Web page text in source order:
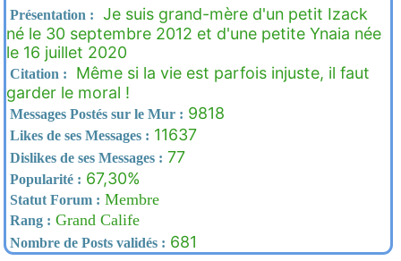
Présentation :
Je suis grand-mère d'un petit Izack
né le 30 septembre 2012 et d'une petite Ynaia née
le 16 juillet 2020
Citation :
Même si la vie est parfois injuste, il faut
garder le moral !
Messages Postés sur le Mur : 9818
Likes de ses Messages : 11637
Dislikes de ses Messages : 77
Popularité : 67,30%
Statut Forum : Membre
Rang : Grand Calife
Nombre de Posts validés : 681